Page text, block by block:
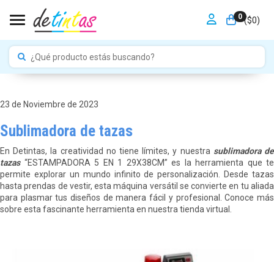
0 ($0)
Toggle navigation
23 de Noviembre de 2023
Sublimadora de tazas
En Detintas, la creatividad no tiene límites, y nuestra sublimadora de
tazas “ESTAMPADORA 5 EN 1 29X38CM” es la herramienta que te
permite explorar un mundo infinito de personalización. Desde tazas
hasta prendas de vestir, esta máquina versátil se convierte en tu aliada
para plasmar tus diseños de manera fácil y profesional. Conoce más
sobre esta fascinante herramienta en nuestra tienda virtual.